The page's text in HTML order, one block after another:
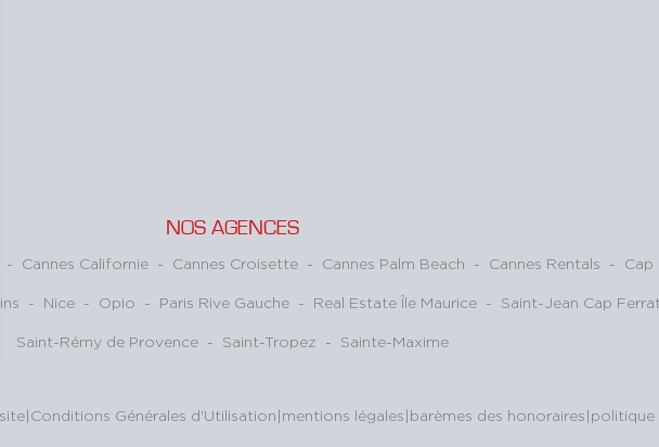
NOS AGENCES
- Cannes Californie - Cannes Croisette - Cannes Palm Beach - Cannes Rentals - Cap
- Nice - Opio - Paris Rive Gauche - Real Estate Île Maurice - Saint-Jean Cap
Saint-Rémy de Provence - Saint-Tropez - Sainte-Maxime
| Conditions Générales d'Utilisation | mentions légales | barèmes des honoraires | politique
confidentialité, en garantissant la conformité avec les réglementations. Personnalisez vos